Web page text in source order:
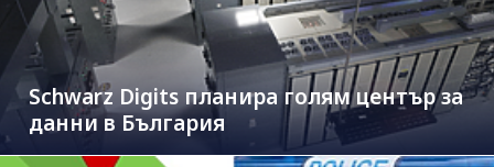
Schwarz Digits планира голям център за
данни в България